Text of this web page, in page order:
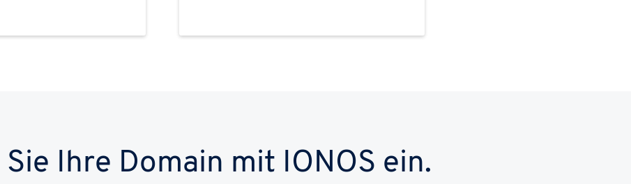
Ihre Domain mit IONOS ein.